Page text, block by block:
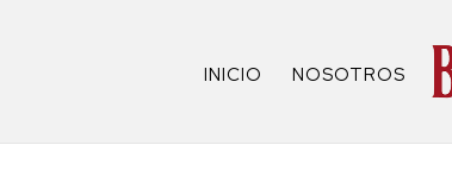
INICIO NOSOTROS